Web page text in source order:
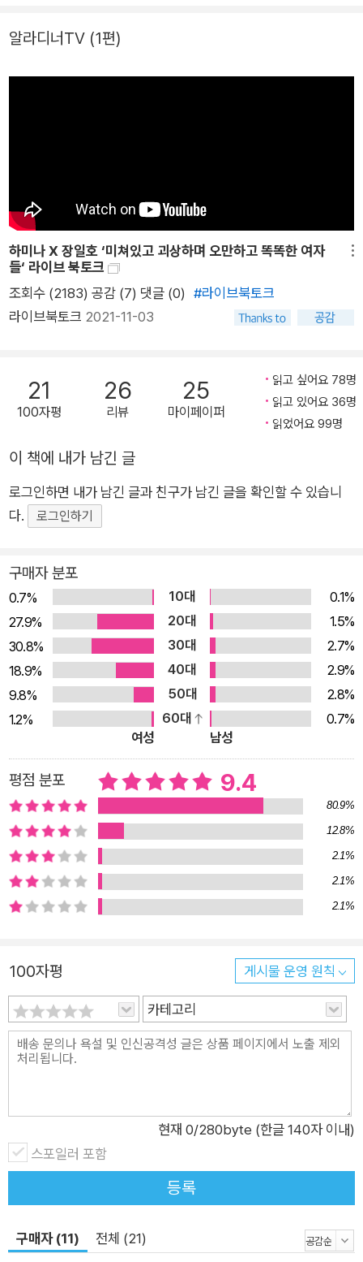
애’(조울증)를 진단받은 당사자로서, 우울증을 앓는 2~30대 여
을 쓰며 공부했던 정신의학 지식들, 그리고 31명의 인터뷰이를
만나 긴밀히 소통하여 그러모은 이야기들. 2년에 걸쳐 진행한 이
모든 작업을 한 권의 책으로 엮었다. 『미쳐있고 괴상하며 오만하
고 똑똑한 여자들』은 ‘우울증’이라는 이름의 고통을 당사자들의
언어로 다시 정의해 나간다. 파편화된 우울의 조각을 공동의 경험
사는 의학의 역사가 아니라 세상의 역사다”라고 말했다. 하미나
작가는 의학적 질병과 사회적 낙인 너머, 여성의 고통에 대한 새
로운 역사를 써 내려간다. 여성들이 증언해 준 고통과 폭력의 역
하며 오만하고 똑똑한 여자들』은 김희경의 추천의 글처럼 “고통
을 이해하는 문화를 바꿔나가기 위한 출발점”이 될 것이다. 여성
인식하고 있을까? “우리는 우선 자신의 고통부터 믿어야 한다”
‘우울증에 걸린 여성’은 오랫동안 일방적인 치료와 분석의 대상이
었다. 하미나 작가는 이 오랜 일방통행의 관계에 반기를 들고, ‘우
울증에 걸린 여성’으로서 ‘우울증’이라는 거대한 의학 지식이 만
들어져 온 역사를 파헤친다. 모든 지식이 그러하듯, 우울증을 비
롯한 정신의학 역시 특정한 사회적 맥락 안에서 만들어지고 구성
되었기 때문이다. 『미쳐있고 괴상하며 오만하고 똑똑한 여자들』
은 우울증과 자주 동반하여 나타나는 신체형 장애의 뿌리인 ‘히스
였던 ‘히스테리아’라는 병명의 어원은 ‘자궁’이다. 고대 이집트 고
문서에서는 “마비 증세를 보이며 신체질환을 호소하거나 그 원인
을 찾지 못하는 여성의 질병”을 “자궁의 굶주림”으로 진단했다
는 내용이 적혀 있다. 정신의학이라는 학문의 문을 연 장 마르탱
샤르코와 정신분석학의 창시자 지그문트 프로이트 역시 히스테
리아의 원인을 탐구했지만, 그들에게 여성 환자는 연구를 위한
‘재료’에 지나지 않았다. 이들은 여자들의 고통을 ‘믿지 않았다’.
의 역사에서 출발해 우울증을 진단·측정·치료하는 시스템에는 자
고스란히 새겨져 있다는 것을 차례차례 짚는다. 그렇다면 객관적
이고 합리적일 것이라 기대되는 현대 의학은 여성의 우울을 어떻
게 설명하고 있을까? 정신의학 교과서는 여성 우울증의 원인으
한 설명 방식은 우울을 경험하는 여성의 구체적인 사회문화적 맥
락을 지운다. 여성은 감정 관리를 잘하지 못하는 취약한 존재가
되고, 의학적 설명 외에 자신의 고통을 둘러싼 배경을 살피기 어
려워진다. 하미나 작가는 호르몬은 충분한 답이 될 수 없다고 지
대 의학 안에서 제대로 다루어지지 않고, 이런 상황에서 제대로
알라디너TV (1편)
하미나 X 장일호 ‘미쳐있고 괴상하며 오만하고 똑똑한 여자
들‘ 라이브 북토크
조회수 (2183) 공감 (7) 댓글 (0) #라이브북토크
라이브북토크 2021-11-03
21
100자평
26
리뷰
25
마이페이퍼
읽고 싶어요 78명
읽고 있어요 36명
읽었어요 99명
이 책에 내가 남긴 글
로그인하면 내가 남긴 글과 친구가 남긴 글을 확인할 수 있습니
다.
로그인하기
구매자 분포
0.7% 10대
0.1%
27.9%
20대
1.5%
30.8%
30대
2.7%
18.9%
40대
2.9%
9.8%
50대
2.8%
1.2%
60대
0.7%
여성
남성
평점 분포 9.4
80.9%
12.8%
2.1%
2.1%
2.1%
100자평 게시물 운영 원칙
카테고리
현재 0/280byte (한글 140자 이내)
스포일러 포함
등록
구매자 (11) 전체 (21)